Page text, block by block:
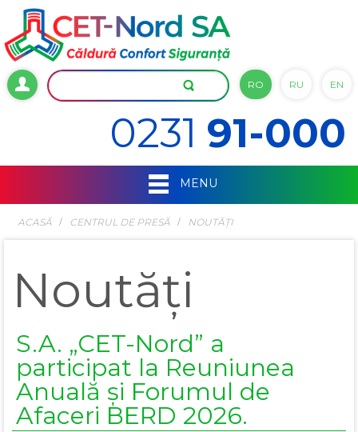
RO RU EN
0231 91-000
MENU
ACASĂ СENTRUL DE PRESĂ NOUTĂȚI
Noutăți
S.A. „CET-Nord” a
participat la Reuniunea
Anuală și Forumul de
Afaceri BERD 2026.